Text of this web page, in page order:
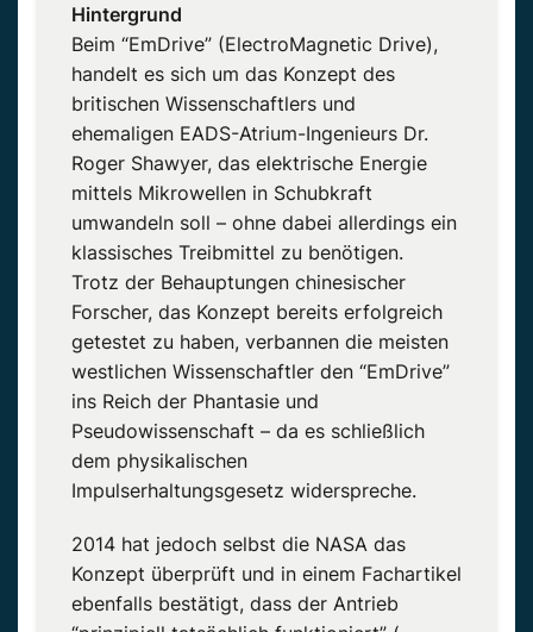
Hintergrund
Beim “EmDrive” (ElectroMagnetic Drive),
handelt es sich um das Konzept des
britischen Wissenschaftlers und
ehemaligen EADS-Atrium-Ingenieurs Dr.
Roger Shawyer, das elektrische Energie
mittels Mikrowellen in Schubkraft
umwandeln soll – ohne dabei allerdings ein
klassisches Treibmittel zu benötigen.
Trotz der Behauptungen chinesischer
Forscher, das Konzept bereits erfolgreich
getestet zu haben, verbannen die meisten
westlichen Wissenschaftler den “EmDrive”
ins Reich der Phantasie und
Pseudowissenschaft – da es schließlich
dem physikalischen
Impulserhaltungsgesetz widerspreche.
2014 hat jedoch selbst die NASA das
Konzept überprüft und in einem Fachartikel
ebenfalls bestätigt, dass der Antrieb